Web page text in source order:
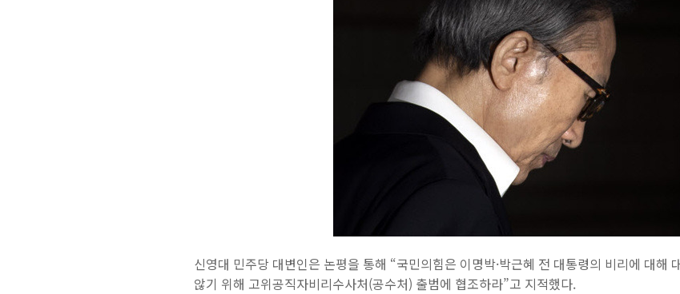
신영대 민주당 대변인은 논평을 통해 “국민의힘은 이명박·박근혜 전 대통령의 비리에 대해
않기 위해 고위공직자비리수사처(공수처) 출범에 협조하라”고 지적했다.